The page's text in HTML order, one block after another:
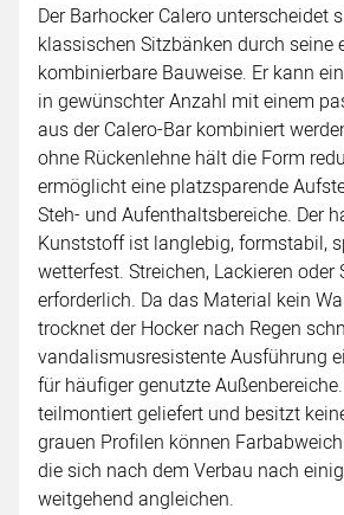
Der Barhocker Calero unterscheidet
klassischen Sitzbänken durch seine
kombinierbare Bauweise. Er kann
in gewünschter Anzahl mit einem
aus der Calero-Bar kombiniert
ohne Rückenlehne hält die Form
ermöglicht eine platzsparende
Steh- und Aufenthaltsbereiche. Der
Kunststoff ist langlebig, formstabil,
wetterfest. Streichen, Lackieren
erforderlich. Da das Material kein
trocknet der Hocker nach Regen
vandalismusresistente Ausführung
für häufiger genutzte
teilmontiert geliefert und besitzt
grauen Profilen können
die sich nach dem Verbau nach
weitgehend angleichen.